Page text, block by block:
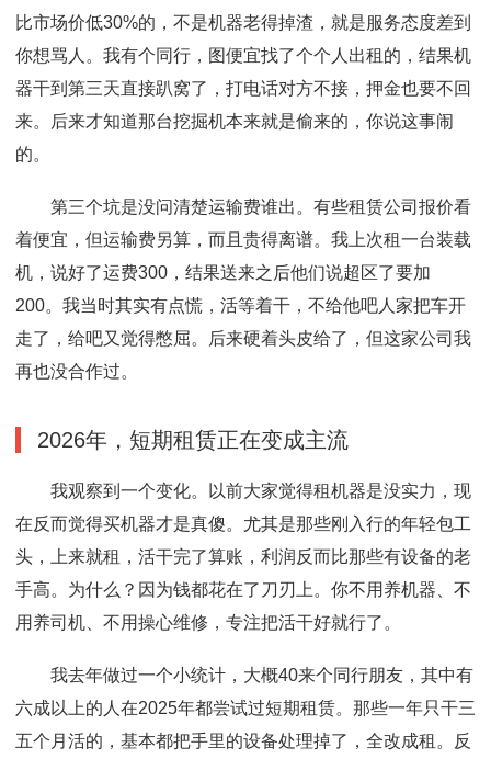
比市场价低30%的，不是机器老得掉渣，就是服务态度差到
你想骂人。我有个同行，图便宜找了个个人出租的，结果机
器干到第三天直接趴窝了，打电话对方不接，押金也要不回
来。后来才知道那台挖掘机本来就是偷来的，你说这事闹
的。
第三个坑是没问清楚运输费谁出。有些租赁公司报价看
着便宜，但运输费另算，而且贵得离谱。我上次租一台装载
机，说好了运费300，结果送来之后他们说超区了要加
200。我当时其实有点慌，活等着干，不给他吧人家把车开
走了，给吧又觉得憋屈。后来硬着头皮给了，但这家公司我
再也没合作过。
2026年，短期租赁正在变成主流
我观察到一个变化。以前大家觉得租机器是没实力，现
在反而觉得买机器才是真傻。尤其是那些刚入行的年轻包工
头，上来就租，活干完了算账，利润反而比那些有设备的老
手高。为什么？因为钱都花在了刀刃上。你不用养机器、不
用养司机、不用操心维修，专注把活干好就行了。
我去年做过一个小统计，大概40来个同行朋友，其中有
六成以上的人在2025年都尝试过短期租赁。那些一年只干三
五个月活的，基本都把手里的设备处理掉了，全改成租。反